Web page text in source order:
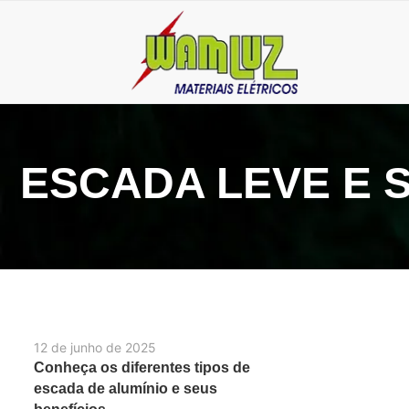
ESCADA LEVE E
12 de junho de 2025
Conheça os diferentes tipos de
escada de alumínio e seus